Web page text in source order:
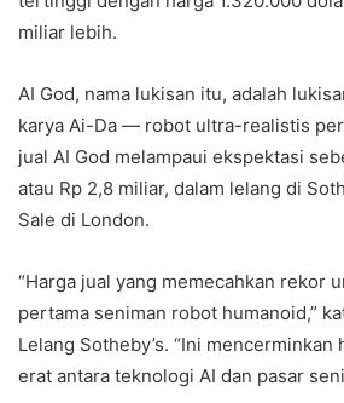
miliar lebih.
AI God, nama lukisan itu, adalah
karya Ai-Da — robot ultra-realistis
jual AI God melampaui ekspektasi
atau Rp 2,8 miliar, dalam lelang di
Sale di London.
“Harga jual yang memecahkan rekor
pertama seniman robot humanoid,”
Lelang Sotheby’s. “Ini mencerminkan
erat antara teknologi AI dan pasar